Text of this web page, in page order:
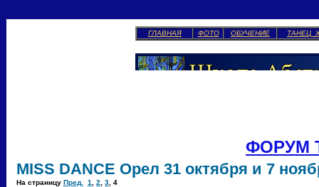
ГЛАВНАЯ ФОТО ОБУЧЕНИЕ ТАНЕЦ
ФОРУМ
MISS DANCE Орел 31 октября и 7
На страницу Пред. 1 2 3 4